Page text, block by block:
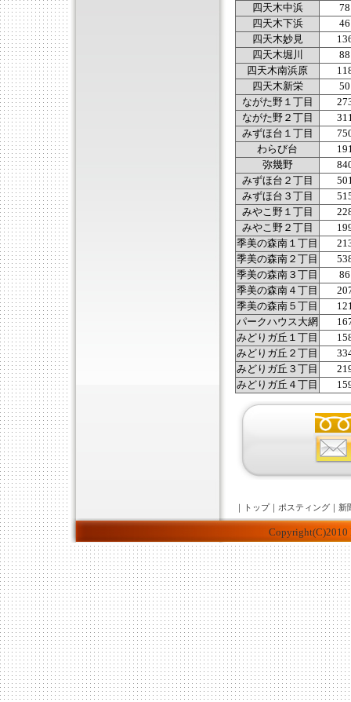
四天木中浜
78
四天木下浜
46
四天木妙見
四天木堀川
88
四天木南浜原
四天木新栄
50
ながた野１丁目
ながた野２丁目
みずほ台１丁目
わらび台
弥幾野
みずほ台２丁目
みずほ台３丁目
みやこ野１丁目
みやこ野２丁目
季美の森南１丁目
季美の森南２丁目
季美の森南３丁目
86
季美の森南４丁目
季美の森南５丁目
パークハウス大網
みどりガ丘１丁目
みどりガ丘２丁目
みどりガ丘３丁目
みどりガ丘４丁目
｜ トップ｜ ポスティング ｜ 新
Copyright(C)2010